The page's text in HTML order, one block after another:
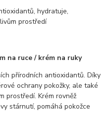
hydratuje,
prostředí
na ruce / krém na ruky
přírodních antioxidantů. Díky
ochrany pokožky, ale také
prostředí. Krém rovněž
stárnutí, pomáhá pokožce